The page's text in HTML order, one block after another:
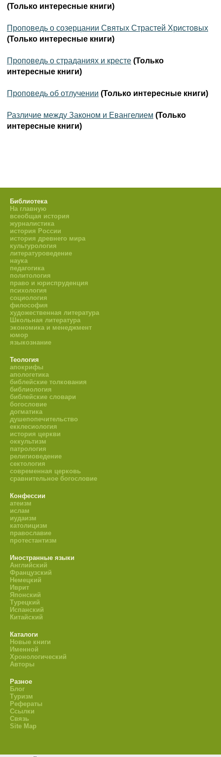
(Только интересные книги)
Проповедь о созерцании Святых Страстей Христовых
(Только интересные книги)
Проповедь о страданиях и кресте (Только
интересные книги)
Проповедь об отлучении (Только интересные книги)
Различие между Законом и Евангелием (Только
интересные книги)
Библиотека
На главную
всеобщая история
журналистика
история России
история древнего мира
культурология
литературоведение
наука
педагогика
политология
право и юриспруденция
психология
социология
философия
художественная литература
Школьная литература
экономика и менеджмент
юмор
языкознание
Теология
апокрифы
апологетика
библейские толкования
библиология
библейские словари
богословие
догматика
душепопечительство
екклесиология
история церкви
оккультизм
патрология
религиоведение
сектология
современная церковь
сравнительное богословие
Конфессии
атеизм
ислам
иудаизм
католицизм
православие
протестантизм
Иностранные языки
Английский
Французский
Немецкий
Иврит
Японский
Турецкий
Испанский
Китайский
Каталоги
Новые книги
Именной
Хронологический
Авторы
Разное
Блог
Туризм
Рефераты
Ссылки
Связь
Site Map